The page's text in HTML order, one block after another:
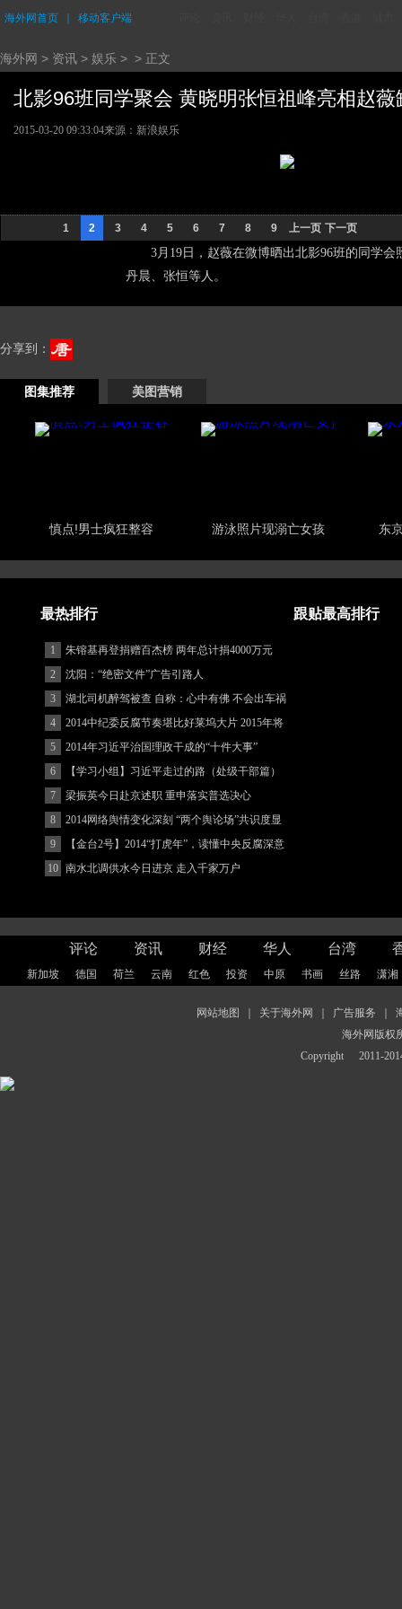
海外网首页 移动客户端
海外网 > 资讯 > 娱乐 > > 正文
北影96班同学聚会 黄晓明张恒祖峰亮相赵
2015-03-20 09:33:04来源：新浪娱乐
1 2 3 4 5 6 7 8 9 上一页 下一页
3月19日，赵薇在微博晒出北影96班的同学
丹晨、张恒等人。
分享到：
图集推荐 美图营销
慎点!男士疯狂整容 游泳照片现溺亡女孩 东
最热排行 跟贴最高排行
1
朱镕基再登捐赠百杰榜 两年总计捐4000万元
2
沈阳：“绝密文件”广告引路人
3
湖北司机醉驾被查 自称：心中有佛 不会出车祸
(图)
4
2014中纪委反腐节奏堪比好莱坞大片 2015年将
更忙
5
2014年习近平治国理政干成的“十件大事”
6
【学习小组】习近平走过的路（处级干部篇）
7
梁振英今日赴京述职 重申落实普选决心
8
2014网络舆情变化深刻 “两个舆论场”共识度显
著增强
9
【金台2号】2014“打虎年”，读懂中央反腐深意
10 南水北调供水今日进京 走入千家万户
评论 资讯 财经 华人 台湾
新加坡 德国 荷兰 云南 红色 投资 中原 书画 丝路 潇湘
网站地图 关于海外网 广告服务
海外网版权
Copyright
2011-